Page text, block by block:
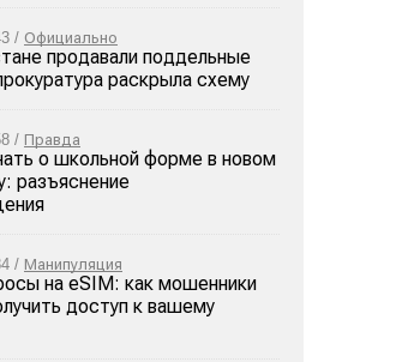
/ Официально
продавали поддельные
раскрыла схему
/ Правда
о школьной форме в новом
разъяснение
/ Манипуляция
на eSIM: как мошенники
доступ к вашему